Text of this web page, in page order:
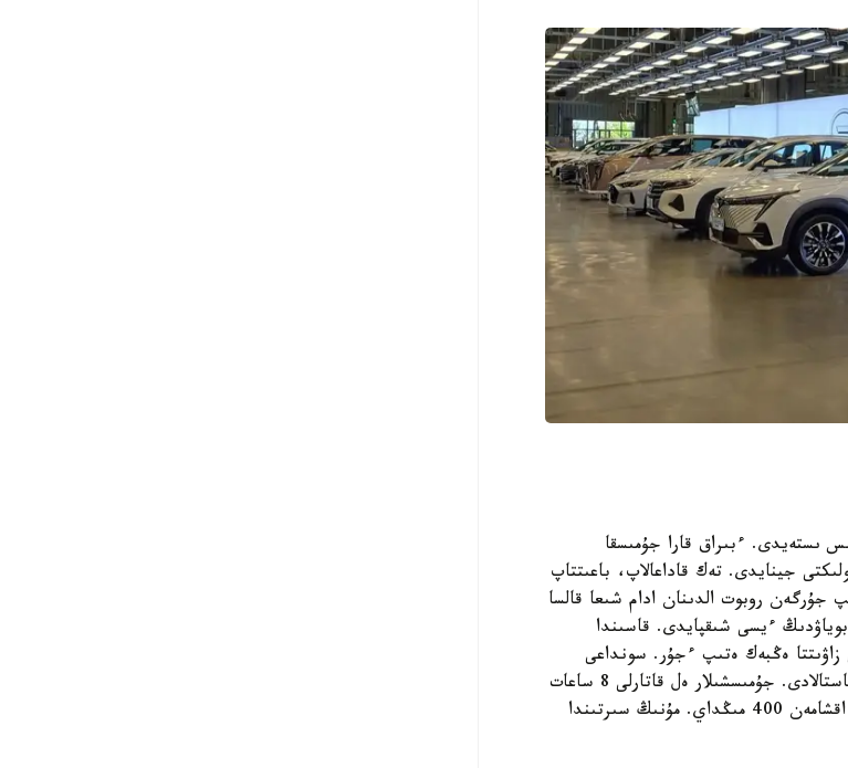
300-دەي عانا ادام جۇمىس ىستەيدى. ءبىراق قارا جۇمىسقا
جينايدى. تەك قاداعالاپ، باعىتتاپ
جۇرگەن روبوت الدىنان ادام شىعا قالسا
ءيسى شىقپايدى. قاسىندا
ەڭبەك ەتىپ ءجۇر. سونداعى
اعايىن ەرجانات جەكەننىڭ ايتۋىنشا جۇمىس ۋاقىتى تاڭەرتەڭگى 10-دا باستالادى. جۇمىسشىلار ەل قاتارلى 8 ساعات
جۇمىس ىستەيدى. سەنبى- جەكسەنبى - دەمالىس. جالاقىلارى ءبىزدىڭ اقشامەن 400 مىڭداي. مۇنىڭ سىرتىندا